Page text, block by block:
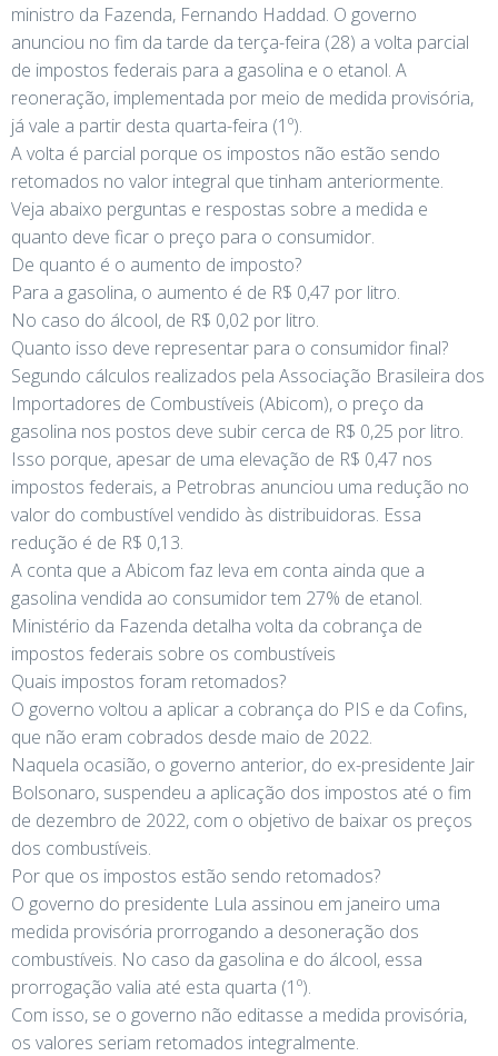
ministro da Fazenda, Fernando Haddad. O governo
anunciou no fim da tarde da terça-feira (28) a volta parcial
de impostos federais para a gasolina e o etanol. A
reoneração, implementada por meio de medida provisória,
já vale a partir desta quarta-feira (1º).
A volta é parcial porque os impostos não estão sendo
retomados no valor integral que tinham anteriormente.
Veja abaixo perguntas e respostas sobre a medida e
quanto deve ficar o preço para o consumidor.
De quanto é o aumento de imposto?
Para a gasolina, o aumento é de R$ 0,47 por litro.
No caso do álcool, de R$ 0,02 por litro.
Quanto isso deve representar para o consumidor final?
Segundo cálculos realizados pela Associação Brasileira dos
Importadores de Combustíveis (Abicom), o preço da
gasolina nos postos deve subir cerca de R$ 0,25 por litro.
Isso porque, apesar de uma elevação de R$ 0,47 nos
impostos federais, a Petrobras anunciou uma redução no
valor do combustível vendido às distribuidoras. Essa
redução é de R$ 0,13.
A conta que a Abicom faz leva em conta ainda que a
gasolina vendida ao consumidor tem 27% de etanol.
Ministério da Fazenda detalha volta da cobrança de
impostos federais sobre os combustíveis
Quais impostos foram retomados?
O governo voltou a aplicar a cobrança do PIS e da Cofins,
que não eram cobrados desde maio de 2022.
Naquela ocasião, o governo anterior, do ex-presidente Jair
Bolsonaro, suspendeu a aplicação dos impostos até o fim
de dezembro de 2022, com o objetivo de baixar os preços
dos combustíveis.
Por que os impostos estão sendo retomados?
O governo do presidente Lula assinou em janeiro uma
medida provisória prorrogando a desoneração dos
combustíveis. No caso da gasolina e do álcool, essa
prorrogação valia até esta quarta (1º).
Com isso, se o governo não editasse a medida provisória,
os valores seriam retomados integralmente.